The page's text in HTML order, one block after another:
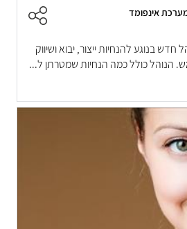
אינפומד
בנוגע להנחיות ייצור, יבוא ושיווק
הנוהל כולל כמה הנחיות שמטרתן ל...